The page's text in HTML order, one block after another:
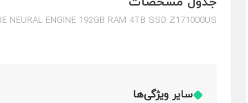
NEURAL ENGINE 192GB RAM 4TB SSD Z171000US
سایر ویژگی‌ها